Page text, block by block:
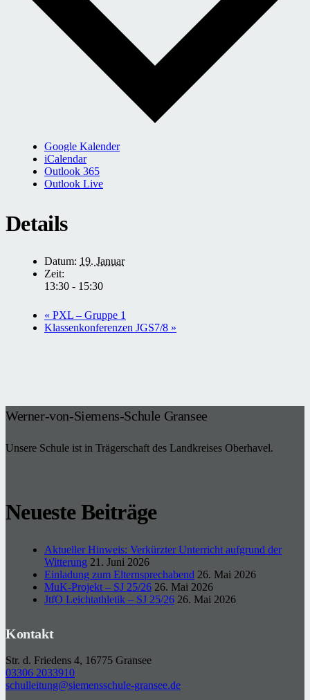
Google Kalender
iCalendar
Outlook 365
Outlook Live
Details
Datum: 19. Januar
Zeit:
13:30 - 15:30
« PXL – Gruppe 1
Klassenkonferenzen JGS7/8 »
Werner-von-Siemens-Schule Gransee
Unsere Schule ist in Trägerschaft des Landkreises Oberhavel.
Neueste Beiträge
Aktueller Hinweis: Verkürzter Unterricht aufgrund der
Witterung 21. Juni 2026
Einladung zum Elternsprechabend 26. Mai 2026
MuK-Projekt – SJ 25/26 26. Mai 2026
JtfO Leichtathletik – SJ 25/26 26. Mai 2026
Kontakt
Str. d. Friedens 4, 16775 Gransee
03306 2033910
schulleitung@siemensschule-gransee.de